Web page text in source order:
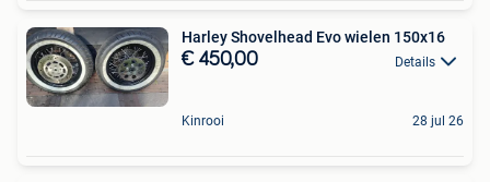
Harley Shovelhead Evo wielen 150x16
€ 450,00 Details
Kinrooi 28 jul 26